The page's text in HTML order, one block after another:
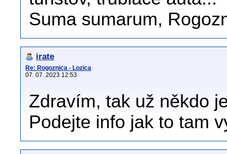
Suma sumarum,
irate
Re: Rogoznica - Lozica
07. 07. 2023 12:53
Zdravím, tak už někdo
Podejte info jak to tam